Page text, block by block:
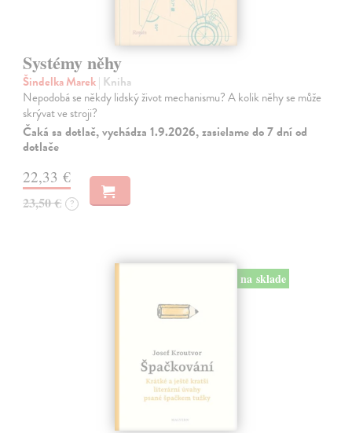
Systémy něhy
Šindelka Marek| Kniha
Nepodobá se někdy lidský život mechanismu? A kolik něhy se může
skrývat ve stroji?
Čaká sa dotlač, vychádza 1.9.2026, zasielame do 7 dní od
dotlače
22,33 €
23,50 € ?
na sklade